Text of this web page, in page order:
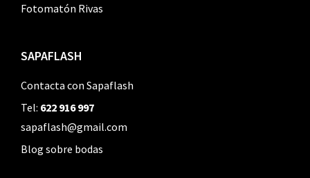
Fotomatón Rivas
SAPAFLASH
Contacta con Sapaflash
Tel: 622 916 997
sapaflash@gmail.com
Blog sobre bodas